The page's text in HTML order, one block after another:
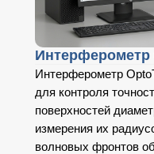
Интерферометр
Интерферометр
для контроля
поверхностей
измерения их
волновых фронтов